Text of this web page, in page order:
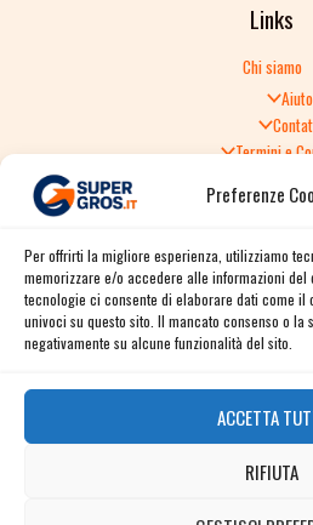
Preferenze
Per offrirti la migliore esperienza, utilizziamo
memorizzare e/o accedere alle informazioni del
tecnologie ci consente di elaborare dati come il
univoci su questo sito. Il mancato consenso o la
negativamente su alcune funzionalità del sito.
ACCETTA
RIFIUTA
Links
Chi siamo
Aiuto
Termini e
Politica
Spedizione
Informativa
Instagram
Twitter /